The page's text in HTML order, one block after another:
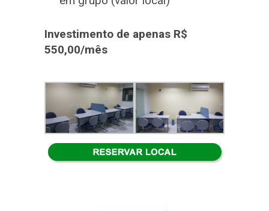
Investimento de apenas R$
550,00/mês